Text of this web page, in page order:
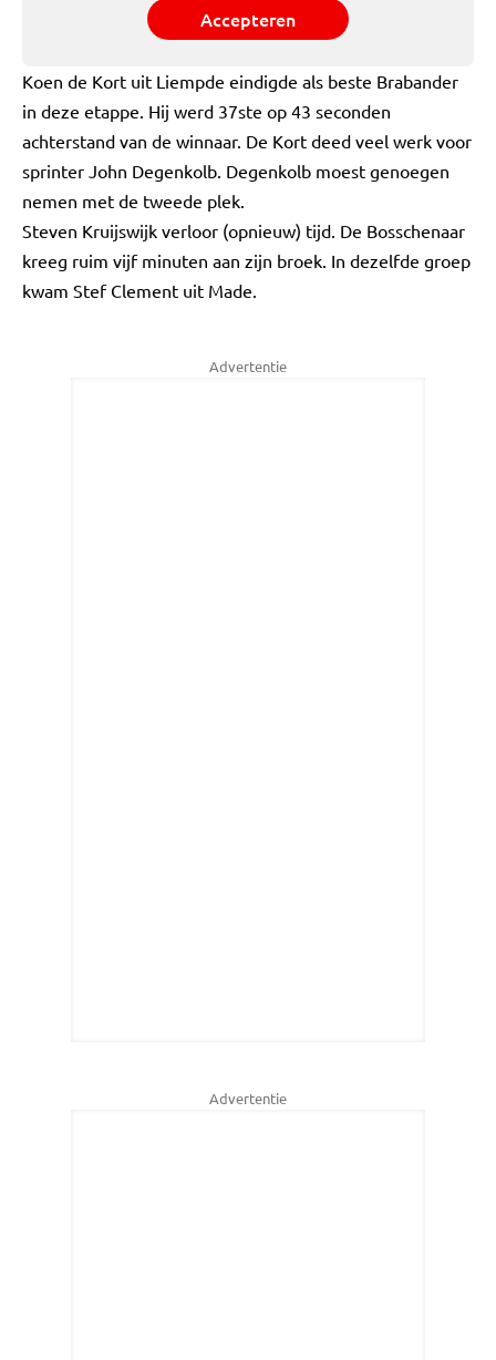
Accepteren
Koen de Kort uit Liempde eindigde als beste Brabander
in deze etappe. Hij werd 37ste op 43 seconden
achterstand van de winnaar. De Kort deed veel werk voor
sprinter John Degenkolb. Degenkolb moest genoegen
nemen met de tweede plek.
Steven Kruijswijk verloor (opnieuw) tijd. De Bosschenaar
kreeg ruim vijf minuten aan zijn broek. In dezelfde groep
kwam Stef Clement uit Made.
Advertentie
Advertentie